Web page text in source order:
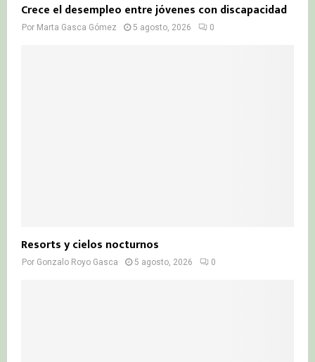
Crece el desempleo entre jóvenes con discapacidad
Por Marta Gasca Gómez 5 agosto, 2026 0
Resorts y cielos nocturnos
Por Gonzalo Royo Gasca 5 agosto, 2026 0